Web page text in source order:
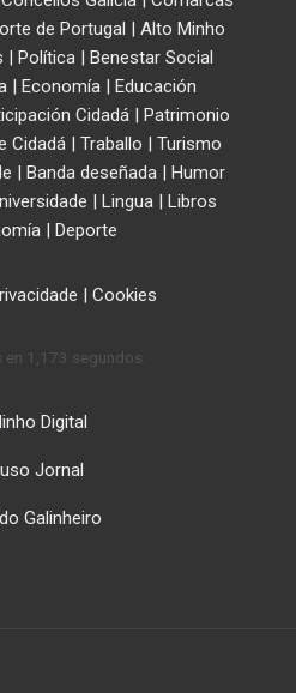
de Portugal | Alto Minho
| Política| Benestar Social
| Economía | Educación
Cidadá| Patrimonio
Cidadá | Traballo | Turismo
| Banda deseñada | Humor
| Lingua| Libros
| Deporte
| Cookies
1,173 segundos.